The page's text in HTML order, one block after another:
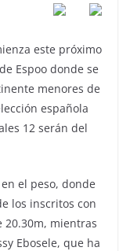
este próximo
Espoo donde se
menores de
española
12 serán del
el peso, donde
los inscritos con
20.30m, mientras
Ebosele, que ha